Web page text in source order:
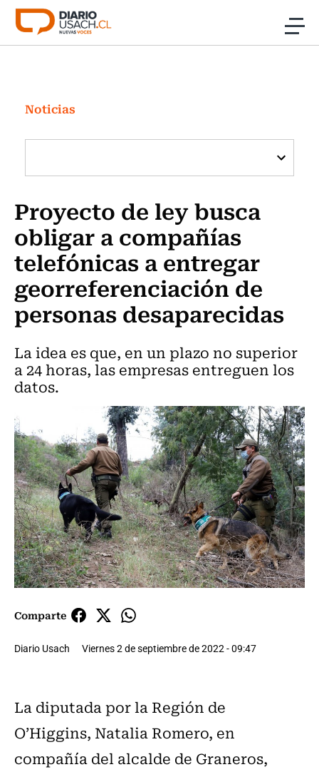
Click acá para ir directamente al contenido
Investigación
Cultura
Programas Radio y TV Usach
Noticias
Proyecto de ley busca
obligar a compañías
telefónicas a entregar
georreferenciación de
personas desaparecidas
La idea es que, en un plazo no superior
a 24 horas, las empresas entreguen los
datos.
Comparte
Diario Usach Viernes 2 de septiembre de 2022 - 09:47
La diputada por la Región de
O’Higgins, Natalia Romero, en
compañía del alcalde de Graneros,